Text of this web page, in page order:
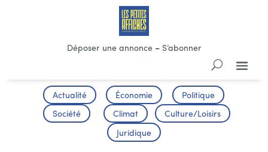
Déposer une annonce– S’abonner
Actualité Économie Politique
Société Climat Culture/Loisirs
Juridique